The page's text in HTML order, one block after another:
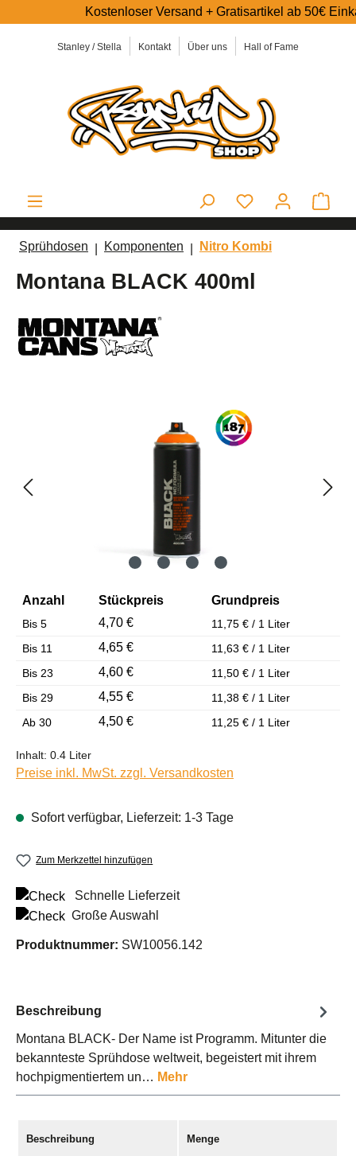
Stanley / Stella Kontakt Über uns Hall of Fame
Kostenloser Versand + Gratisartikel ab 50€
Sprühdosen Komponenten Nitro Kombi
Montana BLACK 400ml
Anzahl Stückpreis Grundpreis
Bis 5 4,70 €
11,75 € / 1 Liter
Bis 11 4,65 €
11,63 € / 1 Liter
Bis 23 4,60 €
11,50 € / 1 Liter
Bis 29 4,55 €
11,38 € / 1 Liter
Ab 30 4,50 € 11,25 € / 1 Liter
Inhalt: 0.4 Liter
Preise inkl. MwSt. zzgl. Versandkosten
Sofort verfügbar, Lieferzeit: 1-3 Tage
Zum Merkzettel hinzufügen
Schnelle Lieferzeit
Große Auswahl
Produktnummer: SW10056.142
Beschreibung
Montana BLACK- Der Name ist Programm. Mitunter die
bekannteste Sprühdose weltweit, begeistert mit ihrem
hochpigmentiertem un… Mehr
Beschreibung Menge